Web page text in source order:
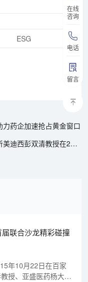
在线
咨询
电话
留言
ESG
药企加速抢占黄金窗口
授在2025 CHIF上的深度解析
联合沙龙精彩碰撞
年10月22日在百家
授、亚盛医药杨大俊